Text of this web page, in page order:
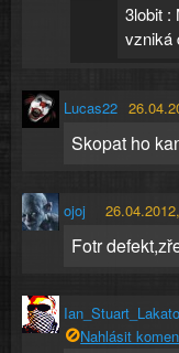
3lobit :
vzniká
Lucas22
Skopat ho
ojoj
Fotr
Nahlásit